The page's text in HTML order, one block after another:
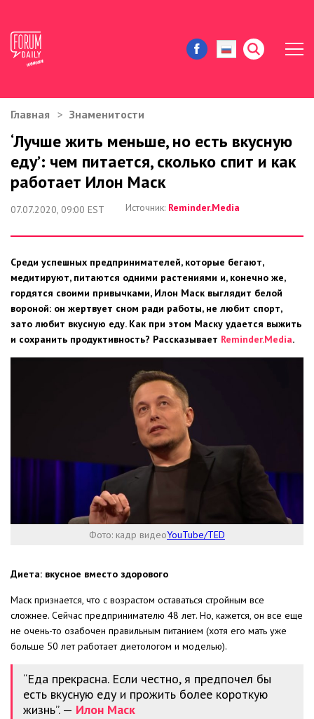
ИММИГРАЦИЯ В США
ЗНАМЕНИТОСТИ
ЗДОРОВЬЕ И КРАСОТА
ДОМ И ЕДА
Главная Знаменитости
‘Лучше жить меньше, но есть вкусную
еду’: чем питается, сколько спит и как
работает Илон Маск
07.07.2020, 09:00 EST Источник: Reminder.Media
Среди успешных предпринимателей, которые бегают,
медитируют, питаются одними растениями и, конечно же,
гордятся своими привычками, Илон Маск выглядит белой
вороной: он жертвует сном ради работы, не любит спорт,
зато любит вкусную еду. Как при этом Маску удается выжить
и сохранить продуктивность? Рассказывает Reminder.Media.
Фото: кадр видеоYouTube/TED
Диета: вкусное вместо здорового
Маск признается, что с возрастом оставаться стройным все
сложнее. Сейчас предпринимателю 48 лет. Но, кажется, он все еще
не очень-то озабочен правильным питанием (хотя его мать уже
больше 50 лет работает диетологом и моделью).
“Еда прекрасна. Если честно, я предпочел бы
есть вкусную еду и прожить более короткую
жизнь”. — Илон Маск